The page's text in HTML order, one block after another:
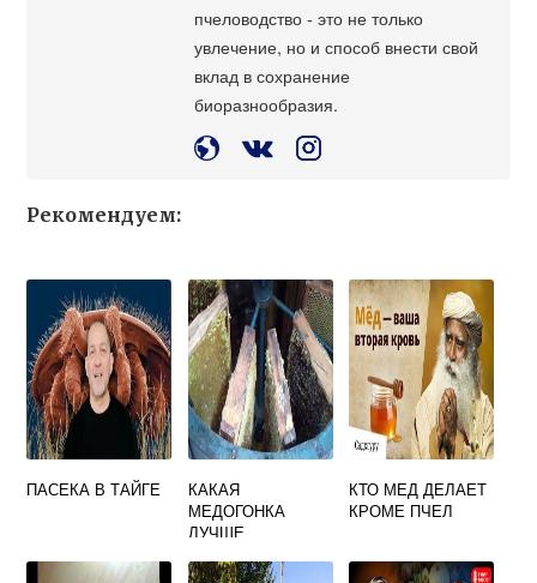
пчеловодство - это не только
увлечение, но и способ внести свой
вклад в сохранение
биоразнообразия.
Рекомендуем:
ПАСЕКА В ТАЙГЕ
КАКАЯ
МЕДОГОНКА
ЛУЧШЕ
КТО МЕД ДЕЛАЕТ
КРОМЕ ПЧЕЛ